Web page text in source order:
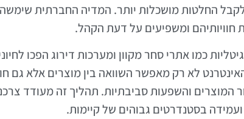
לקבל החלטות מושכלות יותר. המדיה החברתית
חוויותיהם ומשפיעים על דעת הקהל.
כמו אתרי סחר מקוון ומערכות דירוג הפכו
לא רק מאפשר השוואה בין מוצרים אלא גם
המוצרים והשפעות סביבתיות. תהליך זה מעודד
בסטנדרטים גבוהים של קיימות.